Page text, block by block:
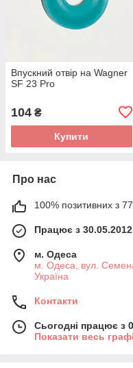
Впускний отвір на Wagner
SF 23 Pro
104 ₴
Купити
Про нас
100% позитивних з 77
Працює з 30.05.2012
м. Одеса
м. Одеса, вул.
Україна
Контакти
Сьогодні працює з
Показати весь